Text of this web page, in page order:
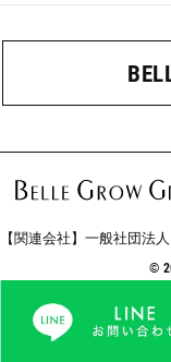
【関連会社】一般社団法
©